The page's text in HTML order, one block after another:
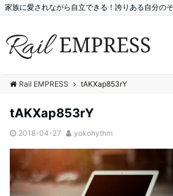
家族に愛されながら自立できる！誇りある自分の
Rail EMPRESS tAKXap853rY
tAKXap853rY
2018-04-27 yokohythm